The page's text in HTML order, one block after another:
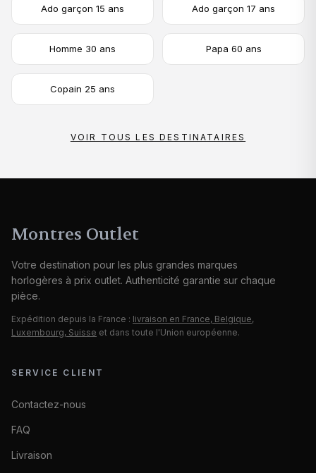
Ado garçon 15 ans Ado garçon 17 ans
Homme 30 ans Papa 60 ans
Copain 25 ans
VOIR TOUS LES DESTINATAIRES
Montres Outlet
Votre destination pour les plus grandes marques
horlogères à prix outlet. Authenticité garantie sur chaque
pièce.
Expédition depuis la France : livraison en France, Belgique,
Luxembourg, Suisse et dans toute l'Union européenne.
SERVICE CLIENT
Contactez-nous
FAQ
Livraison